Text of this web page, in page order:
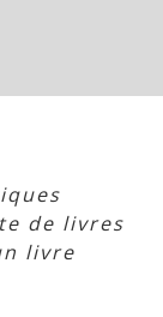
de livres
livre